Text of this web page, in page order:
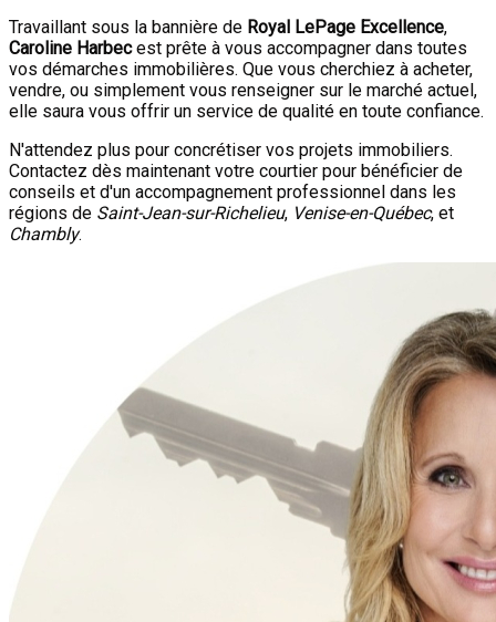
Travaillant sous la bannière de Royal LePage Excellence,
Caroline Harbecest prête à vous accompagner dans toutes
vos démarches immobilières. Que vous cherchiez à acheter,
vendre, ou simplement vous renseigner sur le marché actuel,
elle saura vous offrir un service de qualité en toute confiance.
N'attendez plus pour concrétiser vos projets immobiliers.
Contactez dès maintenant votre courtier pour bénéficier de
conseils et d'un accompagnement professionnel dans les
régions de Saint-Jean-sur-Richelieu, Venise-en-Québec, et
Chambly.